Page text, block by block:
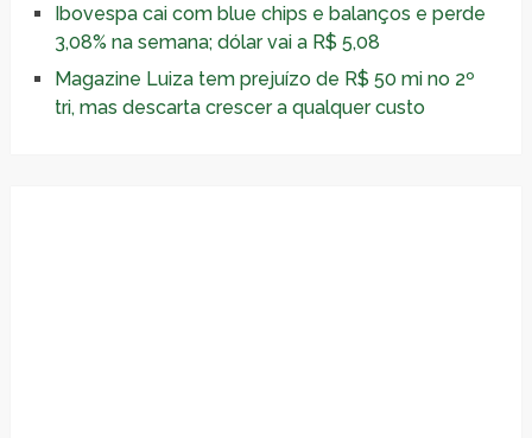
Ibovespa cai com blue chips e balanços e perde
3,08% na semana; dólar vai a R$ 5,08
Magazine Luiza tem prejuízo de R$ 50 mi no 2º
tri, mas descarta crescer a qualquer custo